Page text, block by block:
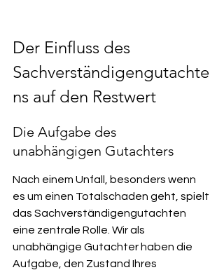
Der Einfluss des
Sachverständigengutachte
ns auf den Restwert
Die Aufgabe des
unabhängigen Gutachters
Nach einem Unfall, besonders wenn
es um einen Totalschaden geht, spielt
das Sachverständigengutachten
eine zentrale Rolle. Wir als
unabhängige Gutachter haben die
Aufgabe, den Zustand Ihres